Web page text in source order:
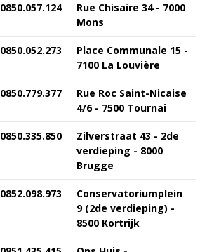
0850.057.124
Rue Chisaire 34 - 7000
Mons
0850.052.273
Place Communale 15 -
7100 La Louvière
0850.779.377
Rue Roc Saint-Nicaise
4/6 - 7500 Tournai
0850.335.850
Zilverstraat 43 - 2de
verdieping - 8000
Brugge
0852.098.973
Conservatoriumplein
9 (2de verdieping) -
8500 Kortrijk